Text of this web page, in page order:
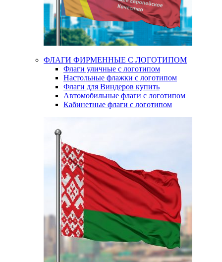
ФЛАГИ ФИРМЕННЫЕ С ЛОГОТИПОМ
Флаги уличные с логотипом
Настольные флажки с логотипом
Флаги для Виндеров купить
Автомобильные флаги с логотипом
Кабинетные флаги с логотипом